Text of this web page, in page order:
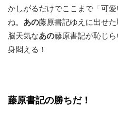
かしがるだけでここまで「可
ね。 あの藤原書記ゆえに出せ
脳天気なあの藤原書記が恥じ
身悶える！
藤原書記の勝ちだ！